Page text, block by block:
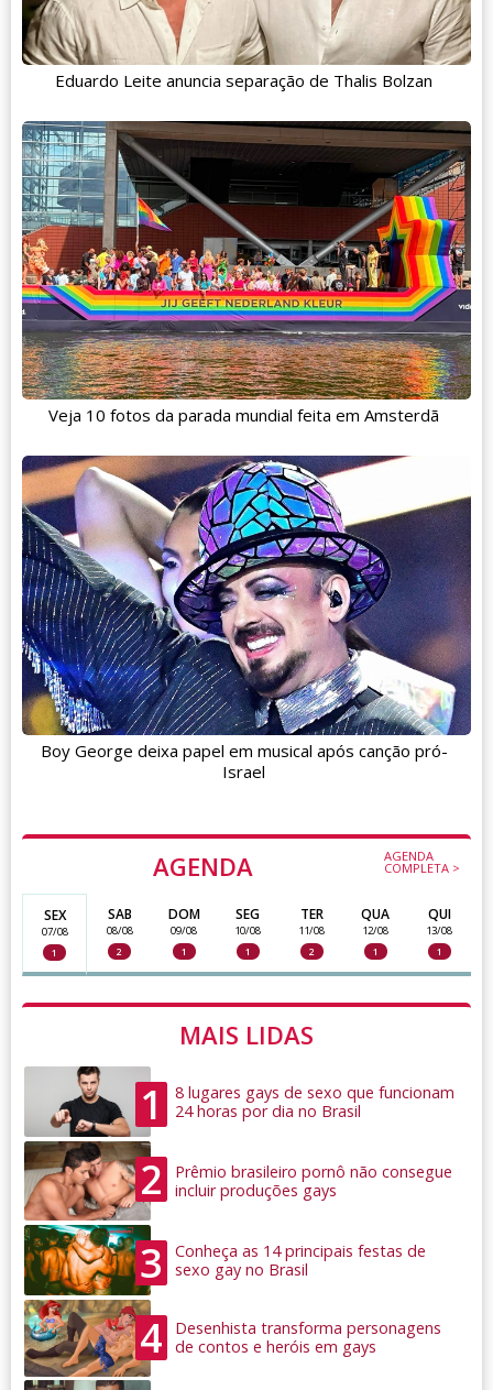
AGENDA AGENDA
COMPLETA >
SEX
07/08
1
SAB
08/08
2
DOM
09/08
1
SEG
10/08
1
TER
11/08
2
QUA
12/08
1
QUI
13/08
1
MAIS LIDAS
1
8 lugares gays de sexo que funcionam
24 horas por dia no Brasil
2
Prêmio brasileiro pornô não consegue
incluir produções gays
3
Conheça as 14 principais festas de
sexo gay no Brasil
4
Desenhista transforma personagens
de contos e heróis em gays
Eduardo Leite anuncia separação de Thalis Bolzan
Veja 10 fotos da parada mundial feita em Amsterdã
Boy George deixa papel em musical após canção pró-
Israel